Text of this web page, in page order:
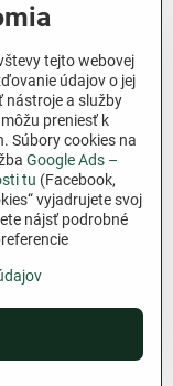
Fungujeme len
prácu a
nám pomáha
pomáhať
údajov
tejto webovej
údajov o jej
nástroje a služby
preniesť k
Súbory cookies na
Google Ads –
tu (Facebook,
vyjadrujete svoj
nájsť podrobné